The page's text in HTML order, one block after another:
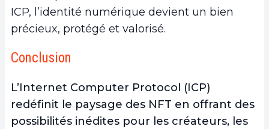
ICP, l’identité numérique devient un bien
précieux, protégé et valorisé.
Conclusion
L’Internet Computer Protocol (ICP)
redéfinit le paysage des NFT en offrant des
possibilités inédites pour les créateurs, les